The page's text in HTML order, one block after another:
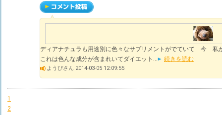
ディアナチュラも用途別に色々なサプリメントがでていて 今
これは色んな成分が含まれいてダイエット...
続きを読む
ようぴさん 2014-03-05 12:09:55
1
2